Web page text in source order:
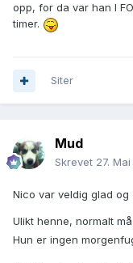
opp, for da var han I
timer.
Siter
Mud
Skrevet 27. Mai
Nico var veldig glad og
Ulikt henne, normalt
Hun er ingen